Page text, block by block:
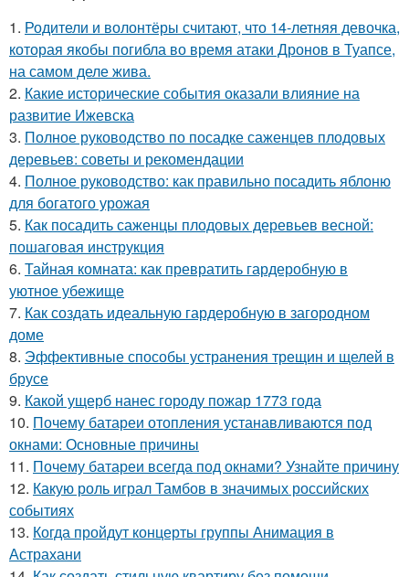
1. Родители и волонтёры считают, что 14-летняя девочка,
которая якобы погибла во время атаки Дронов в Туапсе,
на самом деле жива.
2. Какие исторические события оказали влияние на
развитие Ижевска
3. Полное руководство по посадке саженцев плодовых
деревьев: советы и рекомендации
4. Полное руководство: как правильно посадить яблоню
для богатого урожая
5. Как посадить саженцы плодовых деревьев весной:
пошаговая инструкция
6. Тайная комната: как превратить гардеробную в
уютное убежище
7. Как создать идеальную гардеробную в загородном
доме
8. Эффективные способы устранения трещин и щелей в
брусе
9. Какой ущерб нанес городу пожар 1773 года
10. Почему батареи отопления устанавливаются под
окнами: Основные причины
11. Почему батареи всегда под окнами? Узнайте причину
12. Какую роль играл Тамбов в значимых российских
событиях
13. Когда пройдут концерты группы Анимация в
Астрахани